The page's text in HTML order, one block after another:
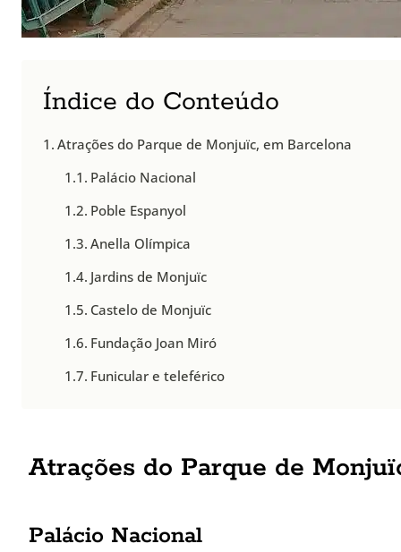
Índice do Conteúdo
Atrações do Parque de Monjuïc, em Barcelona
Palácio Nacional
Poble Espanyol
Anella Olímpica
Jardins de Monjuïc
Castelo de Monjuïc
Fundação Joan Miró
Funicular e teleférico
Atrações do Parque de
Palácio Nacional